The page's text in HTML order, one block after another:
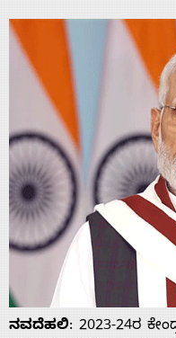
ನವದೆಹಲಿ: 2023-24ರ